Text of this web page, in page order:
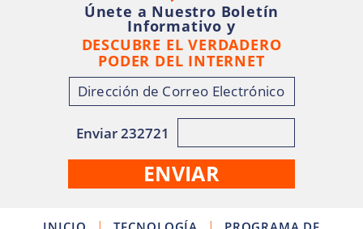
Únete a Nuestro Boletín
Informativo y
DESCUBRE EL VERDADERO
PODER DEL INTERNET
Enviar 232721